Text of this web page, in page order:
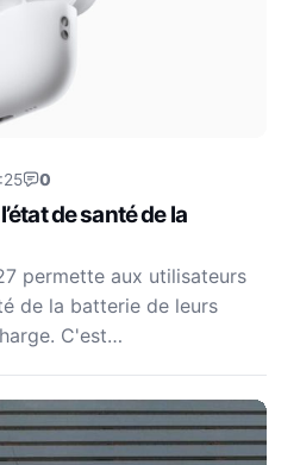
0
de santé de la
permette aux utilisateurs
de la batterie de leurs
C'est…